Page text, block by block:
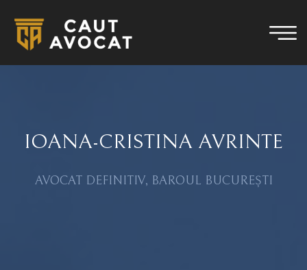
IOANA-CRISTINA AVRINTE
AVOCAT DEFINITIV, BAROUL BUCUREȘTI